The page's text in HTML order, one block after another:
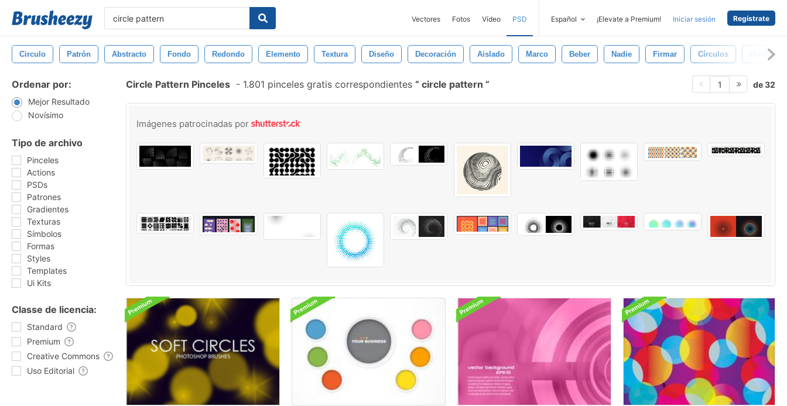
Vectores Fotos Vídeo PSD Español ¡Elevate a Premium! Iniciar sesión Regístrate
Circulo Patrón Abstracto Fondo Redondo Elemento Textura Diseño Decoración Aislado Marco Beber Nadie Firmar Círculos
Ordenar por:
Mejor Resultado
Novísimo
Tipo de archivo
Pinceles
Actions
PSDs
Patrones
Gradientes
Texturas
Símbolos
Formas
Styles
Templates
Ui Kits
Classe de licencia:
Standard
Premium
Creative Commons
Uso Editorial
Circle Pattern Pinceles - 1.801 pinceles gratis correspondientes circle pattern 1 de 32
Imágenes patrocinadas por